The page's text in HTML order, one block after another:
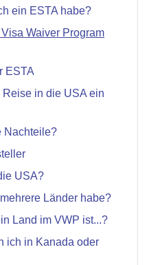
ein ESTA habe?
Waiver Program
ESTA
in die USA ein
Nachteile?
USA?
Länder habe?
Land im VWP ist...?
ich in Kanada oder